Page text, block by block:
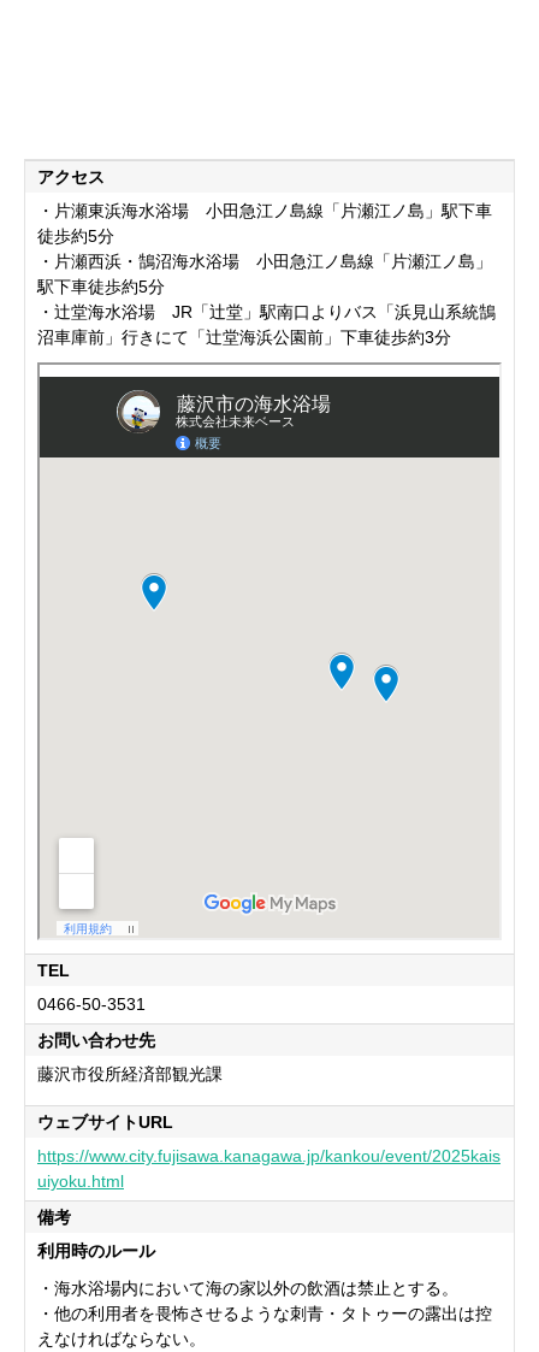
アクセス
・片瀬東浜海水浴場 小田急江ノ島線「片瀬江ノ島」駅下車
徒歩約5分
・片瀬西浜・鵠沼海水浴場 小田急江ノ島線「片瀬江ノ島」
駅下車徒歩約5分
・辻堂海水浴場 JR「辻堂」駅南口よりバス「浜見山系統鵠
沼車庫前」行きにて「辻堂海浜公園前」下車徒歩約3分
TEL
0466-50-3531
お問い合わせ先
藤沢市役所経済部観光課
ウェブサイトURL
https://www.city.fujisawa.kanagawa.jp/kankou/event/2025kais
uiyoku.html
備考
利用時のルール
・海水浴場内において海の家以外の飲酒は禁止とする。
・他の利用者を畏怖させるような刺青・タトゥーの露出は控
えなければならない。